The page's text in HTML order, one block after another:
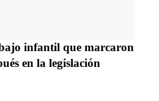
infantil que marcaron
en la legislación